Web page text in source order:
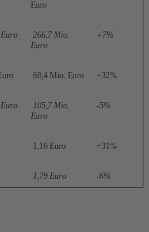
Euro
266,7 Mio.
Euro
+7%
68,4 Mio. Euro +32%
105,7 Mio.
Euro
-5%
1,16 Euro +31%
1,79 Euro -6%